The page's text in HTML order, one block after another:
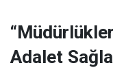
Adalet